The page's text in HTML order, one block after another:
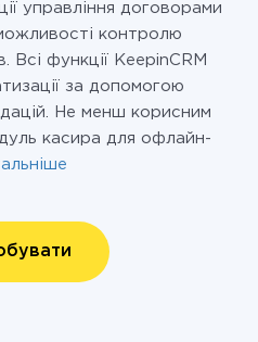
управління договорами
контролю
Всі функції KeepinCRM
за допомогою
Не менш корисним
касира для офлайн-